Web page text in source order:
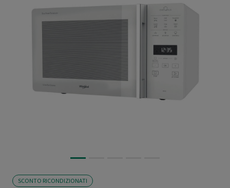
SCONTO RICONDIZIONATI